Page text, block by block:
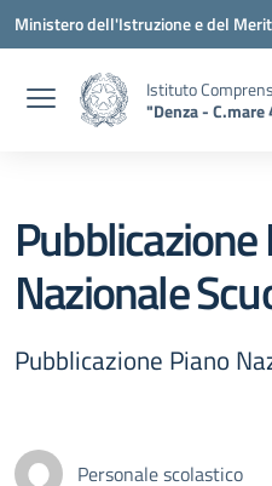
Vai ai contenuti
Vai al menu di navigazione
Vai al footer
Ministero dell'Istruzione e del
Istituto
"Denza - C.mare
Pubblicazione
Nazionale
Pubblicazione Piano
Personale scolastico